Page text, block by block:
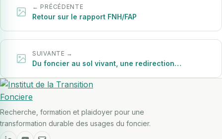
← PRÉCÉDENTE
Retour sur le rapport FNH/FAP
SUIVANTE →
Du foncier au sol vivant, une redirection…
Recherche, formation et plaidoyer pour une
transformation durable des usages du foncier.